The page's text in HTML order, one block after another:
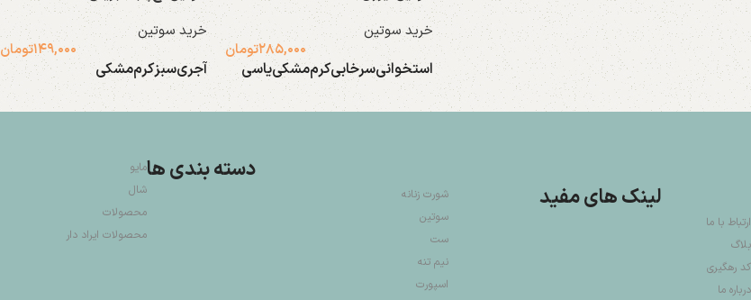
خرید سوتین
۲۸۵,۰۰۰تومان
استخوانیسرخابیکرممشکییاسی
انتخاب گزینه ها
خرید سوتین
۱۴۹,۰۰۰تومان
آجریسبزکرممشکی
انتخاب گزینه ها
لینک های مفید
ارتباط با ما
بلاگ
کد رهگیری
درباره ما
دسته بندی ها
شورت زنانه
سوتین
ست
نیم تنه
اسپورت
مایو
شال
محصولات
محصولات ایراد دار